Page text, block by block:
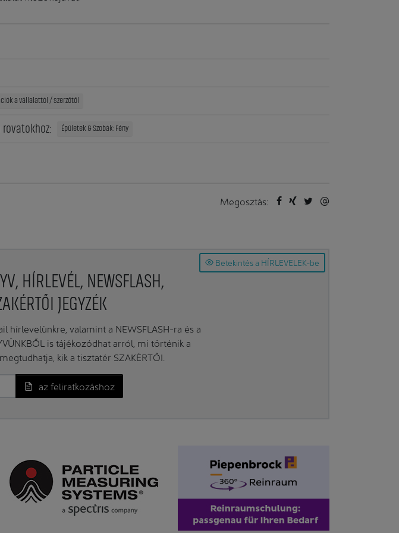
a vállalattól / szerzőtől
rovatokhoz: Épületek & Szobák: Fény
Megosztás:
Betekintés a HÍRLEVELEK-be
HÍRLEVÉL, NEWSFLASH,
JEGYZÉK
hírlevelünkre, valamint a NEWSFLASH-ra és a
is tájékozódhat arról, mi történik a
kik a tisztatér SZAKÉRTŐI.
az feliratkozáshoz